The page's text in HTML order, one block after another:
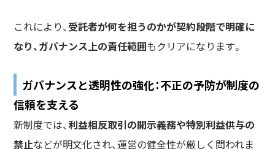
これにより、 受託者が何を担うのかが契約段階で明確に
なり、ガバナンス上の責任範囲もクリアになります。
ガバナンスと透明性の強化：不正の予防が制度の
信頼を支える
新制度では、利益相反取引の開示義務や特別利益供与の
禁止などが明文化され、運営の健全性が厳しく問われま